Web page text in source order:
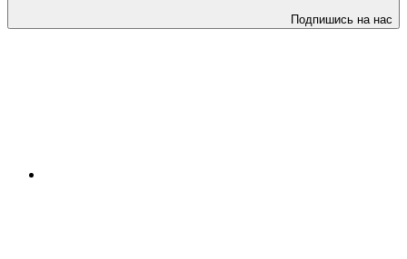
Подпишись на нас